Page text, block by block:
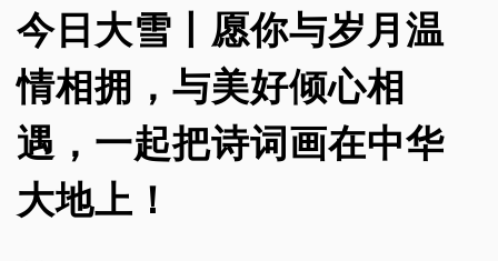
今日大雪丨愿你与岁月温
情相拥，与美好倾心相
遇，一起把诗词画在中华
大地上！